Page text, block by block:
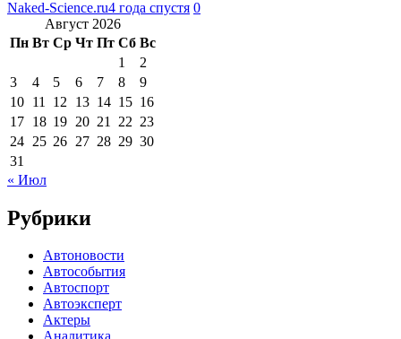
Naked-Science.ru4 года спустя 0
Август 2026
Пн Вт Ср Чт Пт Сб Вс
1
2
3
4 5 6 7 8
9
10 11 12 13 14 15 16
17 18 19 20 21 22 23
24 25 26 27 28 29 30
31
« Июл
Рубрики
Автоновости
Автособытия
Автоспорт
Автоэксперт
Актеры